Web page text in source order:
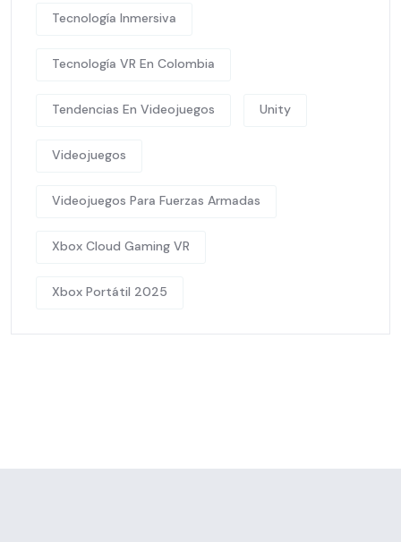
Tecnología Inmersiva
Tecnología VR En Colombia
Tendencias En Videojuegos Unity
Videojuegos
Videojuegos Para Fuerzas Armadas
Xbox Cloud Gaming VR
Xbox Portátil 2025